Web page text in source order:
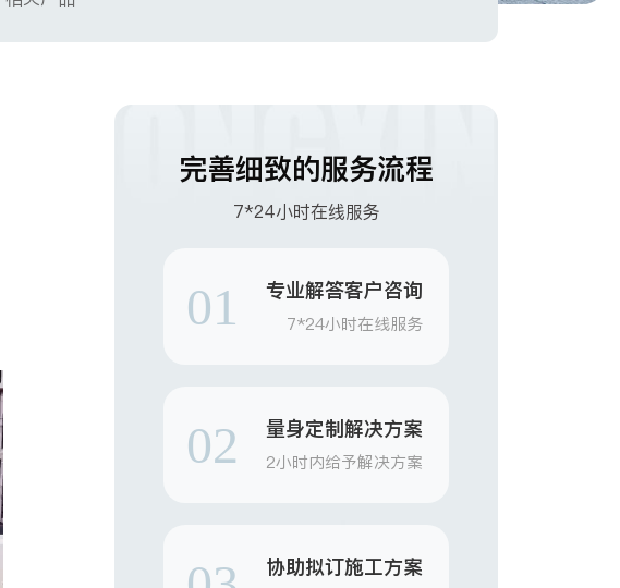
完善细致的服务流程
7*24小时在线服务
01 专业解答客户咨询
7*24小时在线服务
02 量身定制解决方案
2小时内给予解决方案
协助拟订施工方案